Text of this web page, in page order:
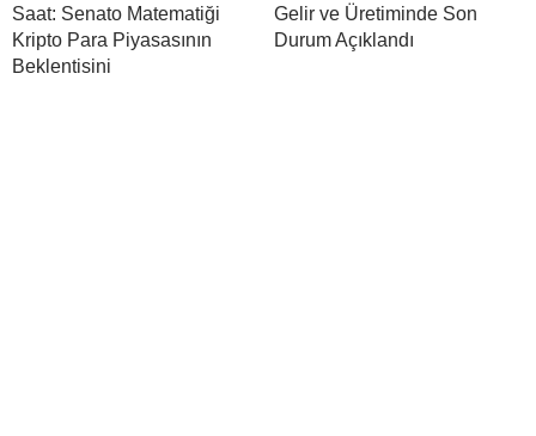
Saat: Senato Matematiği
Kripto Para Piyasasının
Beklentisini
Gelir ve Üretiminde Son
Durum Açıklandı